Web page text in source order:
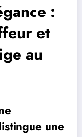
:
et
au
une